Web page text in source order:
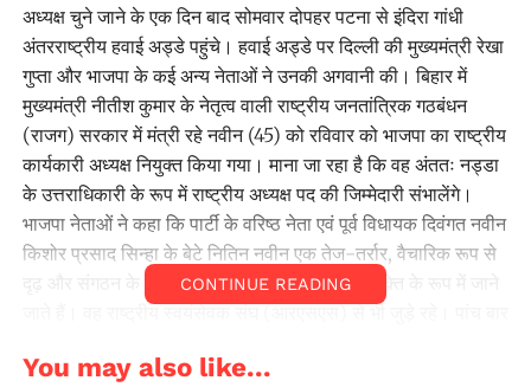
अध्यक्ष चुने जाने के एक दिन बाद सोमवार दोपहर पटना से इंदिरा गांधी
अंतरराष्ट्रीय हवाई अड्डे पहुंचे। हवाई अड्डे पर दिल्ली की मुख्यमंत्री रेखा
गुप्ता और भाजपा के कई अन्य नेताओं ने उनकी अगवानी की। बिहार में
मुख्यमंत्री नीतीश कुमार के नेतृत्व वाली राष्ट्रीय जनतांत्रिक गठबंधन
(राजग) सरकार में मंत्री रहे नवीन (45) को रविवार को भाजपा का राष्ट्रीय
कार्यकारी अध्यक्ष नियुक्त किया गया। माना जा रहा है कि वह अंततः नड्डा
के उत्तराधिकारी के रूप में राष्ट्रीय अध्यक्ष पद की जिम्मेदारी संभालेंगे।
भाजपा नेताओं ने कहा कि पार्टी के वरिष्ठ नेता एवं पूर्व विधायक दिवंगत नवीन
किशोर प्रसाद सिन्हा के बेटे नितिन नवीन एक तेज-तर्रार, वैचारिक रूप से
दृढ़ और संगठन के प्रति गहरी प्रतिबद्धता रखने वाले व्यक्ति के रूप में जाने
जाते हैं। वह राष्ट्रीय स्वयंसेवक संघ (आरएसएस) से भी जुड़े रहे। पांच बार
करते हैं। वह बिहार सरकार में दो बार मंत्री के रूप में सेवाएं दे चुके हैं।
CONTINUE READING
You may also like...